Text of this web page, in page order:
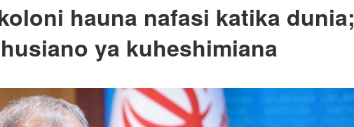
hauna nafasi katika dunia;
ya kuheshimiana